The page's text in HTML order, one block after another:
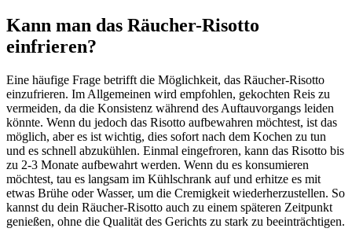
Kann man das Räucher-Risotto
einfrieren?
Eine häufige Frage betrifft die Möglichkeit, das Räucher-Risotto
einzufrieren. Im Allgemeinen wird empfohlen, gekochten Reis zu
vermeiden, da die Konsistenz während des Auftauvorgangs leiden
könnte. Wenn du jedoch das Risotto aufbewahren möchtest, ist das
möglich, aber es ist wichtig, dies sofort nach dem Kochen zu tun
und es schnell abzukühlen. Einmal eingefroren, kann das Risotto bis
zu 2-3 Monate aufbewahrt werden. Wenn du es konsumieren
möchtest, tau es langsam im Kühlschrank auf und erhitze es mit
etwas Brühe oder Wasser, um die Cremigkeit wiederherzustellen. So
kannst du dein Räucher-Risotto auch zu einem späteren Zeitpunkt
genießen, ohne die Qualität des Gerichts zu stark zu beeinträchtigen.